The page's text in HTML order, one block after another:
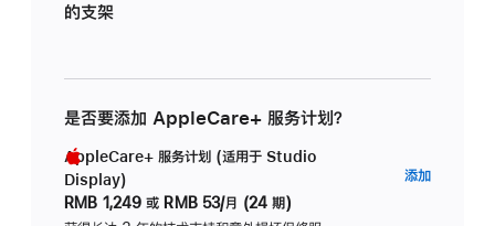
的支架
是否要添加 AppleCare+ 服务计划？
AppleCare+ 服务计划 (适用于 Studio
Display)
RMB 1,249 或 RMB 53/月 (24 期)
添加